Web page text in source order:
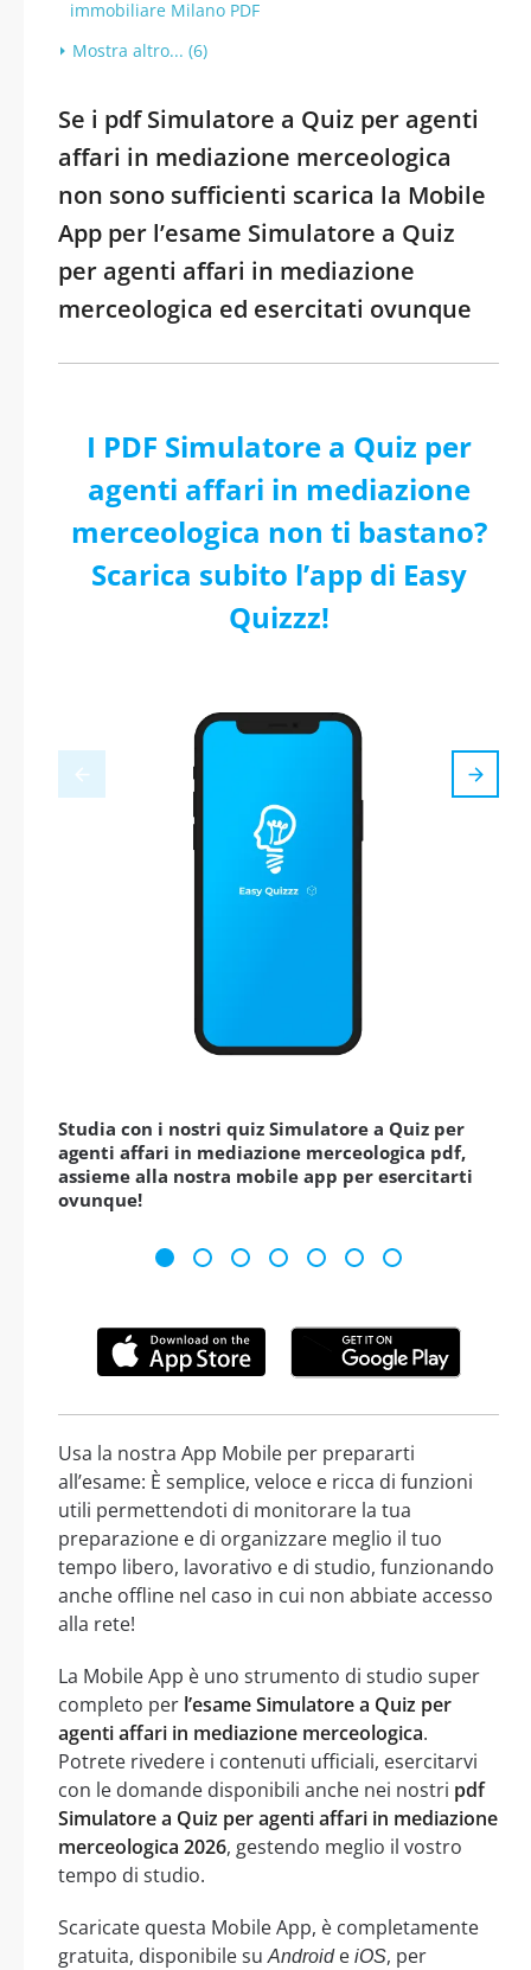
immobiliare Milano PDF
Mostra altro... (6)
Se i pdf Simulatore a Quiz per agenti
affari in mediazione merceologica
non sono sufficienti scarica la Mobile
App per l’esame Simulatore a Quiz
per agenti affari in mediazione
merceologica ed esercitati ovunque
I PDF Simulatore a Quiz per
agenti affari in mediazione
merceologica non ti bastano?
Scarica subito l’app di Easy
Quizzz!
Studia con i nostri quiz Simulatore a Quiz per
agenti affari in mediazione merceologica pdf,
assieme alla nostra mobile app per esercitarti
ovunque!
Usa la nostra App Mobile per prepararti
all’esame: È semplice, veloce e ricca di funzioni
utili permettendoti di monitorare la tua
preparazione e di organizzare meglio il tuo
tempo libero, lavorativo e di studio, funzionando
anche offline nel caso in cui non abbiate accesso
alla rete!
La Mobile App è uno strumento di studio super
completo per l’esame Simulatore a Quiz per
agenti affari in mediazione merceologica.
Potrete rivedere i contenuti ufficiali, esercitarvi
con le domande disponibili anche nei nostri pdf
Simulatore a Quiz per agenti affari in mediazione
merceologica 2026, gestendo meglio il vostro
tempo di studio.
Scaricate questa Mobile App, è completamente
gratuita, disponibile suAndroide iOS, per